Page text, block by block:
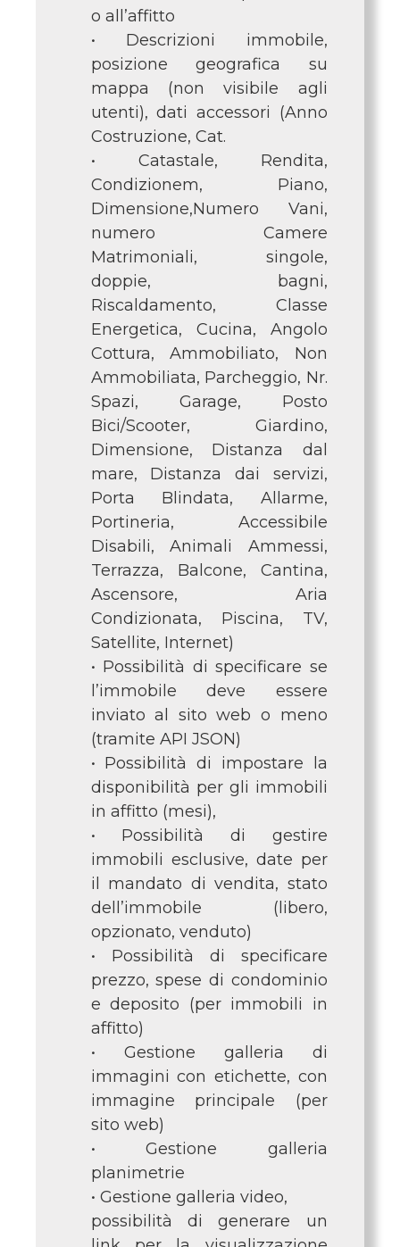
o all’affitto
• Descrizioni immobile,
posizione geografica su
mappa (non visibile agli
utenti), dati accessori (Anno
Costruzione, Cat.
• Catastale, Rendita,
Condizionem, Piano,
Dimensione,Numero Vani,
numero Camere
Matrimoniali, singole,
doppie, bagni,
Riscaldamento, Classe
Energetica, Cucina, Angolo
Cottura, Ammobiliato, Non
Ammobiliata, Parcheggio, Nr.
Spazi, Garage, Posto
Bici/Scooter, Giardino,
Dimensione, Distanza dal
mare, Distanza dai servizi,
Porta Blindata, Allarme,
Portineria, Accessibile
Disabili, Animali Ammessi,
Terrazza, Balcone, Cantina,
Ascensore, Aria
Condizionata, Piscina, TV,
Satellite, Internet)
• Possibilità di specificare se
l’immobile deve essere
inviato al sito web o meno
(tramite API JSON)
• Possibilità di impostare la
disponibilità per gli immobili
in affitto (mesi),
• Possibilità di gestire
immobili esclusive, date per
il mandato di vendita, stato
dell’immobile (libero,
opzionato, venduto)
• Possibilità di specificare
prezzo, spese di condominio
e deposito (per immobili in
affitto)
• Gestione galleria di
immagini con etichette, con
immagine principale (per
sito web)
• Gestione galleria
planimetrie
• Gestione galleria video,
possibilità di generare un